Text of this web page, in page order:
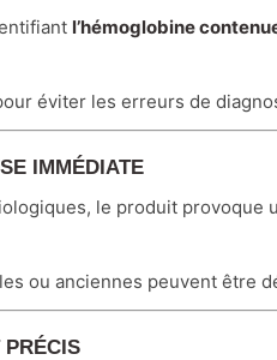
l’hémoglobine
éviter les erreurs de
IMMÉDIATE
le produit provoque
ou anciennes peuvent être
PRÉCIS